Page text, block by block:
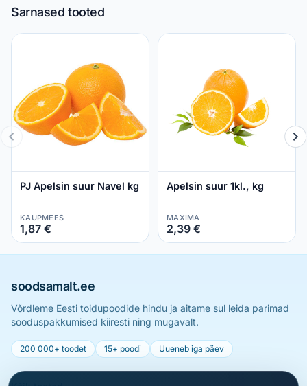
Sarnased tooted
PJ Apelsin suur Navel kg
KAUPMEES
1,87 €
Apelsin suur 1kl., kg
MAXIMA
2,39 €
soodsamalt.ee
Võrdleme Eesti toidupoodide hindu ja aitame sul leida parimad
sooduspakkumised kiiresti ning mugavalt.
200 000+ toodet 15+ poodi Uueneb iga päev